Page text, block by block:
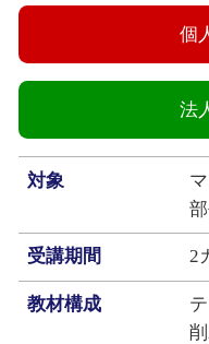
個
法
対象
受講期間 2
教材構成